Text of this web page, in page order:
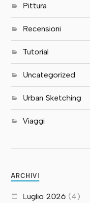
Pittura
Recensioni
Tutorial
Uncategorized
Urban Sketching
Viaggi
ARCHIVI
Luglio 2026 (4)